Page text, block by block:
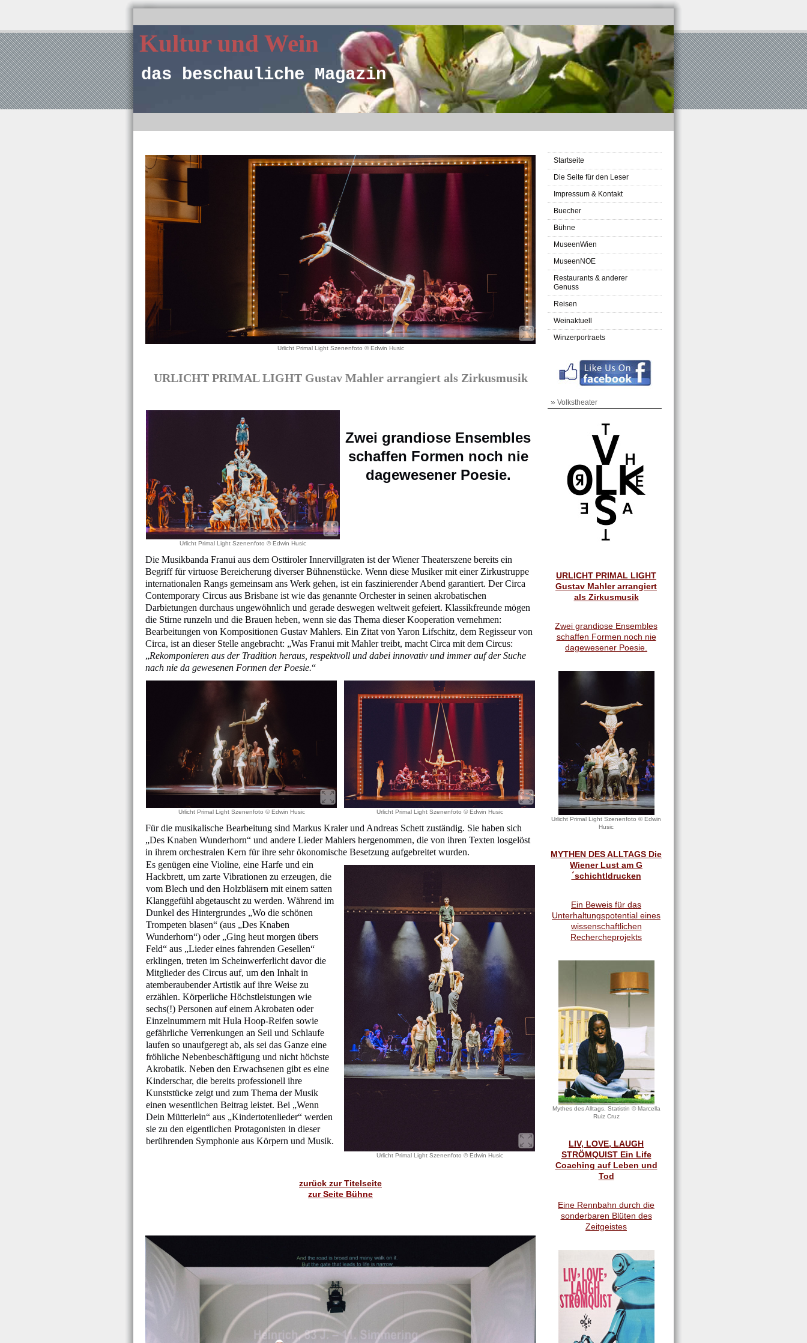
Kultur und Wein
das beschauliche Magazin
Startseite
Die Seite für den Leser
Impressum & Kontakt
Buecher
Bühne
MuseenWien
MuseenNOE
Restaurants & anderer
Genuss
Reisen
Weinaktuell
Winzerportraets
» Volkstheater
URLICHT PRIMAL LIGHT
Gustav Mahler arrangiert
als Zirkusmusik
Zwei grandiose Ensembles
schaffen Formen noch nie
dagewesener Poesie.
Urlicht Primal Light Szenenfoto © Edwin
Husic
MYTHEN DES ALLTAGS Die
Wiener Lust am G
´schichtldrucken
Ein Beweis für das
Unterhaltungspotential eines
wissenschaftlichen
Rechercheprojekts
Mythes des Alltags, Statistin © Marcella
Ruiz Cruz
LIV, LOVE, LAUGH
STRÖMQUIST Ein Life
Coaching auf Leben und
Tod
Eine Rennbahn durch die
sonderbaren Blüten des
Zeitgeistes
Urlicht Primal Light Szenenfoto © Edwin Husic
URLICHT PRIMAL LIGHT Gustav Mahler arrangiert als Zirkusmusik
Urlicht Primal Light Szenenfoto © Edwin Husic
Zwei grandiose Ensembles
schaffen Formen noch nie
dagewesener Poesie.
Die Musikbanda Franui aus dem Osttiroler Innervillgraten ist der Wiener Theaterszene bereits ein
Begriff für virtuose Bereicherung diverser Bühnenstücke. Wenn diese Musiker mit einer Zirkustruppe
internationalen Rangs gemeinsam ans Werk gehen, ist ein faszinierender Abend garantiert. Der Circa
Contemporary Circus aus Brisbane ist wie das genannte Orchester in seinen akrobatischen
Darbietungen durchaus ungewöhnlich und gerade deswegen weltweit gefeiert. Klassikfreunde mögen
die Stirne runzeln und die Brauen heben, wenn sie das Thema dieser Kooperation vernehmen:
Bearbeitungen von Kompositionen Gustav Mahlers. Ein Zitat von Yaron Lifschitz, dem Regisseur von
Circa, ist an dieser Stelle angebracht: „Was Franui mit Mahler treibt, macht Circa mit dem Circus:
„Rekomponieren aus der Tradition heraus, respektvoll und dabei innovativ und immer auf der Suche
nach nie da gewesenen Formen der Poesie.“
Urlicht Primal Light Szenenfoto © Edwin Husic Urlicht Primal Light Szenenfoto © Edwin Husic
Für die musikalische Bearbeitung sind Markus Kraler und Andreas Schett zuständig. Sie haben sich
„Des Knaben Wunderhorn“ und andere Lieder Mahlers hergenommen, die von ihren Texten losgelöst
in ihrem orchestralen Kern für ihre sehr ökonomische Besetzung aufgebreitet wurden.
Es genügen eine Violine, eine Harfe und ein
Hackbrett, um zarte Vibrationen zu erzeugen, die
vom Blech und den Holzbläsern mit einem satten
Klanggefühl abgetauscht zu werden. Während im
Dunkel des Hintergrundes „Wo die schönen
Trompeten blasen“ (aus „Des Knaben
Wunderhorn“) oder „Ging heut morgen übers
Feld“ aus „Lieder eines fahrenden Gesellen“
erklingen, treten im Scheinwerferlicht davor die
Mitglieder des Circus auf, um den Inhalt in
atemberaubender Artistik auf ihre Weise zu
erzählen. Körperliche Höchstleistungen wie
sechs(!) Personen auf einem Akrobaten oder
Einzelnummern mit Hula Hoop-Reifen sowie
gefährliche Verrenkungen an Seil und Schlaufe
laufen so unaufgeregt ab, als sei das Ganze eine
fröhliche Nebenbeschäftigung und nicht höchste
Akrobatik. Neben den Erwachsenen gibt es eine
Kinderschar, die bereits professionell ihre
Kunststücke zeigt und zum Thema der Musik
einen wesentlichen Beitrag leistet. Bei „Wenn
Dein Mütterlein“ aus „Kindertotenlieder“ werden
sie zu den eigentlichen Protagonisten in dieser
berührenden Symphonie aus Körpern und Musik.
Urlicht Primal Light Szenenfoto © Edwin Husic
zurück zur Titelseite
zur Seite Bühne